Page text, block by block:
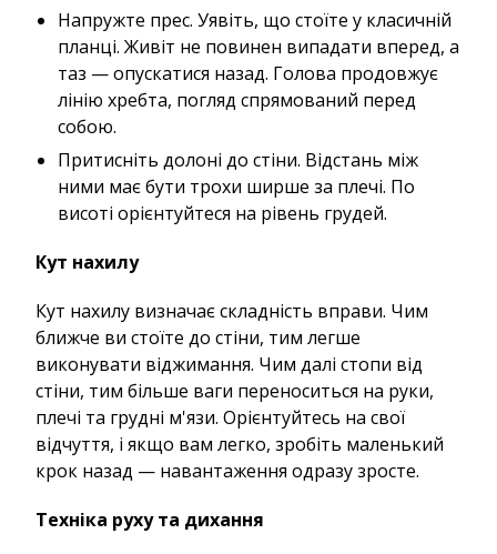
Напружте прес. Уявіть, що стоїте у класичній
планці. Живіт не повинен випадати вперед, а
таз — опускатися назад. Голова продовжує
лінію хребта, погляд спрямований перед
собою.
Притисніть долоні до стіни. Відстань між
ними має бути трохи ширше за плечі. По
висоті орієнтуйтеся на рівень грудей.
Кут нахилу
Кут нахилу визначає складність вправи. Чим
ближче ви стоїте до стіни, тим легше
виконувати віджимання. Чим далі стопи від
стіни, тим більше ваги переноситься на руки,
плечі та грудні м'язи. Орієнтуйтесь на свої
відчуття, і якщо вам легко, зробіть маленький
крок назад — навантаження одразу зросте.
Техніка руху та дихання